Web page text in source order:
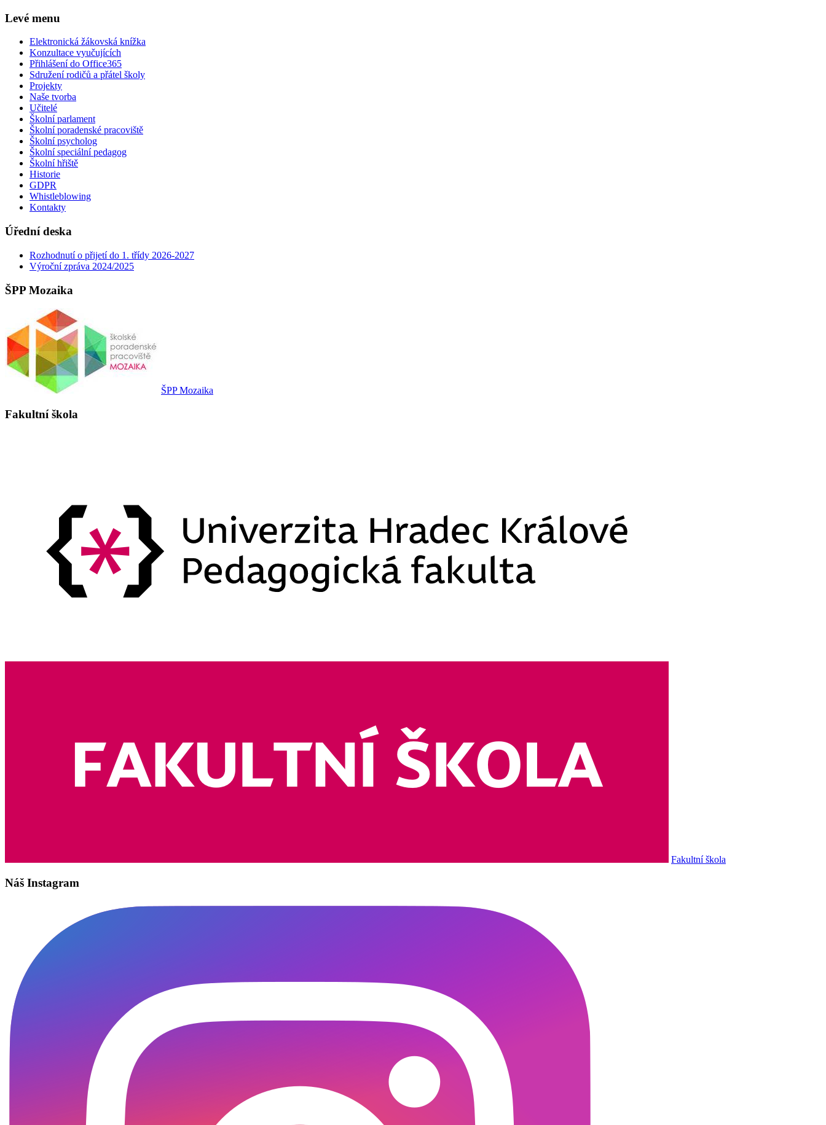
Levé menu
Elektronická žákovská knížka
Konzultace vyučujících
Přihlášení do Office365
Sdružení rodičů a přátel školy
Projekty
Naše tvorba
Učitelé
Školní parlament
Školní poradenské pracoviště
Školní psycholog
Školní speciální pedagog
Školní hřiště
Historie
GDPR
Whistleblowing
Kontakty
Úřední deska
Rozhodnutí o přijetí do 1. třídy 2026-2027
Výroční zpráva 2024/2025
ŠPP Mozaika
ŠPP Mozaika
Fakultní škola
Fakultní škola
Náš Instagram